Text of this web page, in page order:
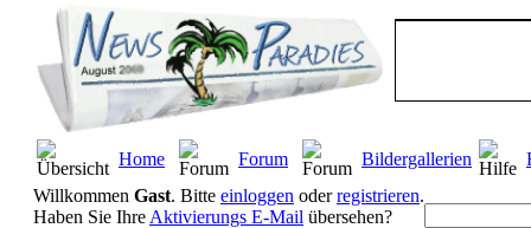
Home Forum Bildergallerien
Willkommen Gast. Bitte einloggen oderregistrieren.
Haben Sie Ihre Aktivierungs E-Mail übersehen?